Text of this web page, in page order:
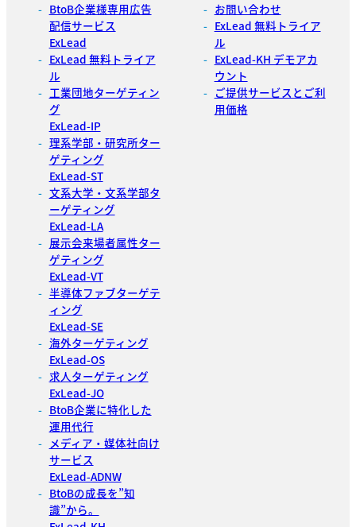
BtoB企業様専用広告
配信サービス
ExLead
ExLead 無料トライア
ル
工業団地ターゲティン
グ
ExLead-IP
理系学部・研究所ター
ゲティング
ExLead-ST
文系大学・文系学部タ
ーゲティング
ExLead-LA
展示会来場者属性ター
ゲティング
ExLead-VT
半導体ファブターゲテ
ィング
ExLead-SE
海外ターゲティング
ExLead-OS
求人ターゲティング
ExLead-JO
BtoB企業に特化した
運用代行
メディア・媒体社向け
サービス
ExLead-ADNW
BtoBの成長を”知
識”から。
お問い合わせ
ExLead 無料トライア
ル
ExLead-KH デモアカ
ウント
ご提供サービスとご利
用価格